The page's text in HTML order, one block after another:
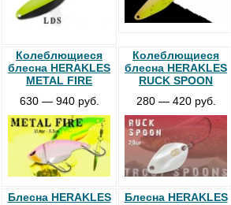
Колеблющиеся
блесна HERAKLES
METAL FIRE
630 — 940 руб.
Колеблющиеся
блесна HERAKLES
RUCK SPOON
280 — 420 руб.
Блесна HERAKLES
Блесна HERAKLES